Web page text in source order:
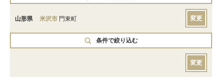
山形県 米沢市 門東町 変更
条件で絞り込む
変更